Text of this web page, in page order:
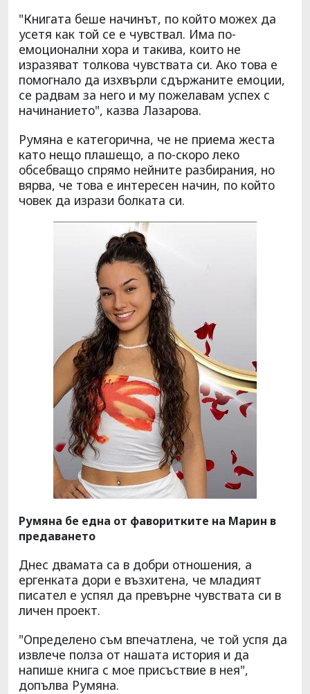
"Книгата беше начинът, по който можех да
усетя как той се е чувствал. Има по-
емоционални хора и такива, които не
изразяват толкова чувствата си. Ако това е
помогнало да изхвърли сдържаните емоции,
се радвам за него и му пожелавам успех с
начинанието", казва Лазарова.
Румяна е категорична, че не приема жеста
като нещо плашещо, а по-скоро леко
обсебващо спрямо нейните разбирания, но
вярва, че това е интересен начин, по който
човек да изрази болката си.
Румяна бе една от фаворитките на Марин в
предаването
Днес двамата са в добри отношения, а
ергенката дори е възхитена, че младият
писател е успял да превърне чувствата си в
личен проект.
"Определено съм впечатлена, че той успя да
извлече полза от нашата история и да
напише книга с мое присъствие в нея",
допълва Румяна.